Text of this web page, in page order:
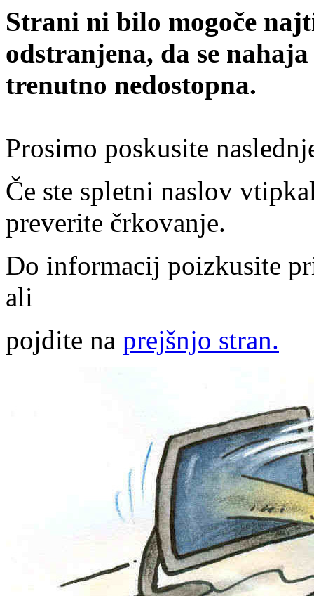
Strani ni bilo mogoče
odstranjena, da se
trenutno nedostopna.
Prosimo poskusite
Če ste spletni naslov
preverite črkovanje.
Do informacij poizkusite
ali
pojdite na prejšnjo stran.